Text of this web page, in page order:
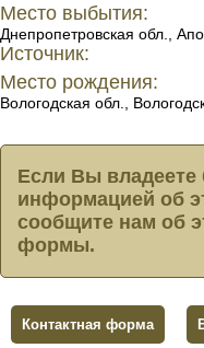
Место выбытия:
Днепропетровская обл.,
Источник:
Место рождения:
Вологодская обл.,
Если Вы владеете
информацией об
сообщите нам об
формы.
Контактная форма